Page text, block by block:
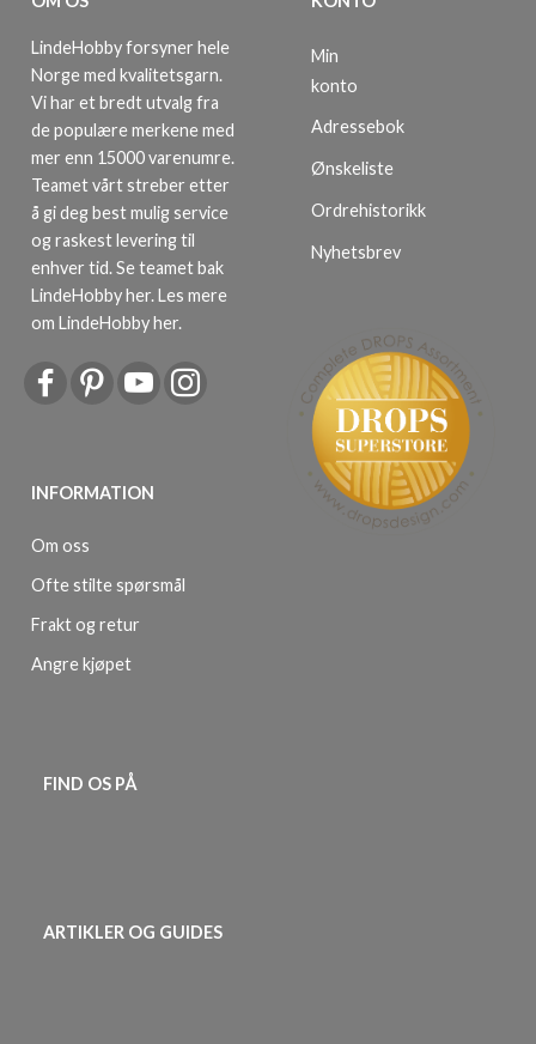
LindeHobby forsyner hele
Norge med kvalitetsgarn.
Vi har et bredt utvalg fra
de populære merkene med
mer enn 15000 varenumre.
Teamet vårt streber etter
å gi deg best mulig service
og raskest levering til
enhver tid. Se teamet bak
LindeHobby her.Les mere
om LindeHobby her.
INFORMATION
Om oss
Ofte stilte spørsmål
Frakt og retur
Angre kjøpet
Min
konto
Adressebok
Ønskeliste
Ordrehistorikk
Nyhetsbrev
FIND OS PÅ
ARTIKLER OG GUIDES